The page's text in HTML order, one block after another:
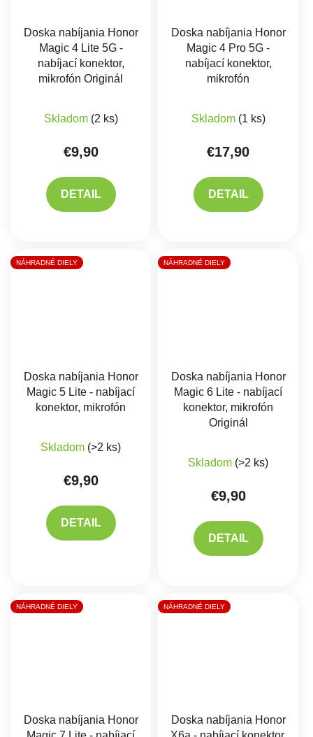
Doska nabíjania Honor
Magic 4 Lite 5G -
nabíjací konektor,
mikrofón Originál
Skladom (2 ks)
€9,90
DETAIL
Doska nabíjania Honor
Magic 4 Pro 5G -
nabíjací konektor,
mikrofón
Skladom (1 ks)
€17,90
DETAIL
NÁHRADNÉ DIELY
Doska nabíjania Honor
Magic 5 Lite - nabíjací
konektor, mikrofón
Skladom (>2 ks)
€9,90
DETAIL
NÁHRADNÉ DIELY
Doska nabíjania Honor
Magic 6 Lite - nabíjací
konektor, mikrofón
Originál
Skladom (>2 ks)
€9,90
DETAIL
NÁHRADNÉ DIELY
Doska nabíjania Honor
NÁHRADNÉ DIELY
Doska nabíjania Honor